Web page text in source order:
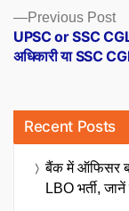
Previous Post
UPSC or SSC
अधिकारी या SSC
Recent Posts
बैंक में ऑफिसर
LBO भर्ती,